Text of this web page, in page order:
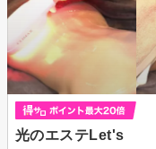
光のエステLet's